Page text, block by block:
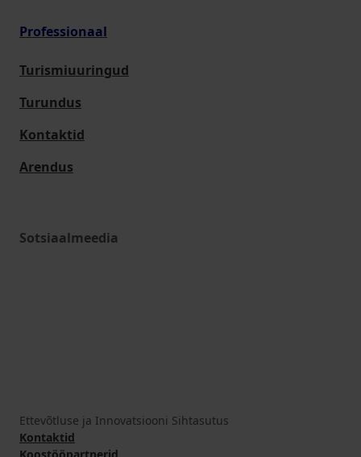
Professionaal
Turismiuuringud
Turundus
Kontaktid
Arendus
Sotsiaalmeedia
Ettevõtluse ja Innovatsiooni Sihtasutus
Kontaktid